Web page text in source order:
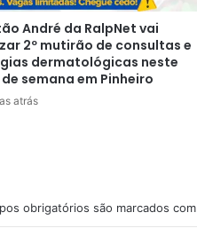
André da RalpNet vai
2º mutirão de consultas e
dermatológicas neste
semana em Pinheiro
atrás
obrigatórios são marcados com